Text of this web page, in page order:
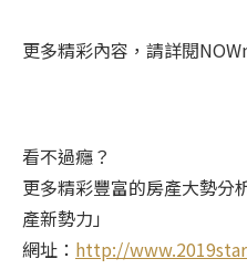
更多精彩內容，請詳閱
看不過癮？
更多精彩豐富的房產大勢分
產新勢力」
網址： http://